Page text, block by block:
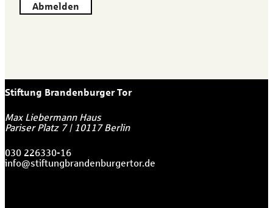
Abmelden
Stiftung Brandenburger Tor
Max Liebermann Haus
Pariser Platz 7| 10117 Berlin
030 226330-16
info@stiftungbrandenburgertor.de